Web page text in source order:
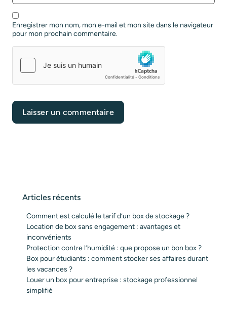
Enregistrer mon nom, mon e-mail et mon site dans le navigateur
pour mon prochain commentaire.
Articles récents
Comment est calculé le tarif d’un box de stockage ?
Location de box sans engagement : avantages et
inconvénients
Protection contre l’humidité : que propose un bon box ?
Box pour étudiants : comment stocker ses affaires durant
les vacances ?
Louer un box pour entreprise : stockage professionnel
simplifié